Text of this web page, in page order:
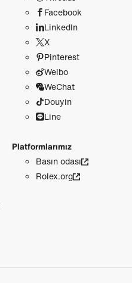
Facebook
LinkedIn
X
Pinterest
Weibo
WeChat
Douyin
Line
Platformlarımız
Basın odası
Rolex.org